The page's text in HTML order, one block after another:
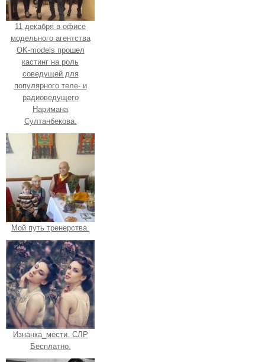
11 декабря в офисе
модельного агентства
OK-models прошел
кастинг на роль
соведущей для
популярного теле- и
радиоведущего
Наримана
Султанбекова.
Мой путь тренерства.
Изнанка_мести. СЛР
Бесплатно.